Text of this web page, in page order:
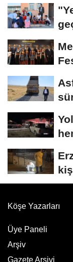
Köşe Yazarları
Üye Paneli
Arşiv
Gazete Arşivi